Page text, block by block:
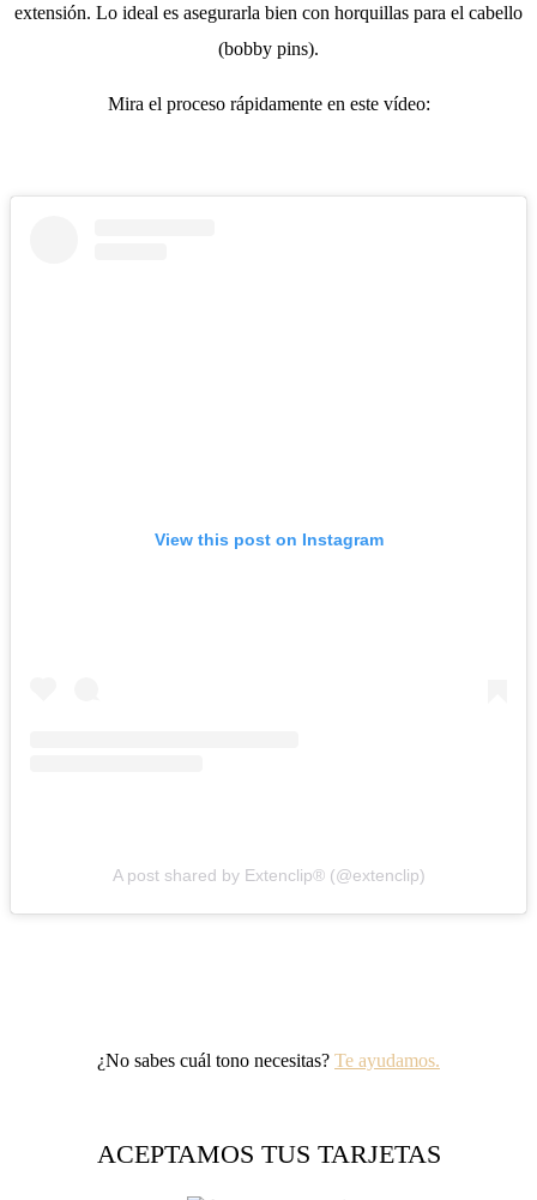
extensión. Lo ideal es asegurarla bien con horquillas para el cabello
(bobby pins).
Mira el proceso rápidamente en este vídeo:
View this post on Instagram
A post shared by Extenclip® (@extenclip)
¿No sabes cuál tono necesitas? Te ayudamos.
ACEPTAMOS TUS TARJETAS